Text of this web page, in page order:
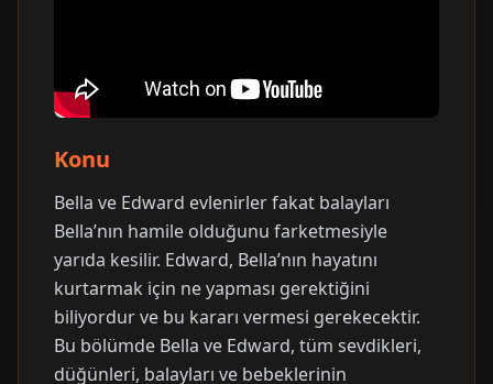
Konu
Bella ve Edward evlenirler fakat balayları
Bella’nın hamile olduğunu farketmesiyle
yarıda kesilir. Edward, Bella’nın hayatını
kurtarmak için ne yapması gerektiğini
biliyordur ve bu kararı vermesi gerekecektir.
Bu bölümde Bella ve Edward, tüm sevdikleri,
düğünleri, balayları ve bebeklerinin